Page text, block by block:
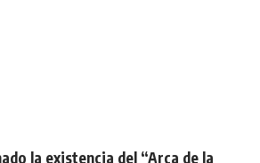
la existencia del “Arca de la